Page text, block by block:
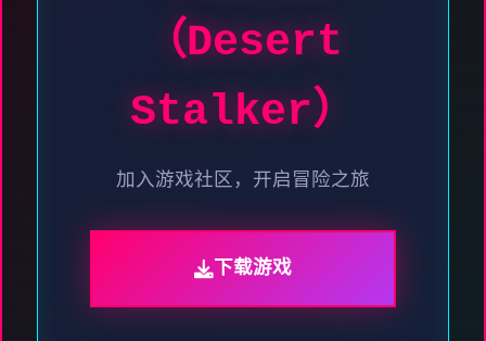
（Desert
Stalker）
加入游戏社区，开启冒险之旅
下载游戏